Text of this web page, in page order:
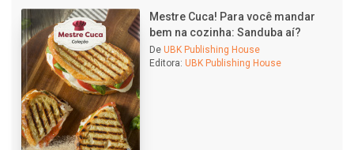
Mestre Cuca! Para você mandar
bem na cozinha: Sanduba aí?
De UBK Publishing House
Editora: UBK Publishing House